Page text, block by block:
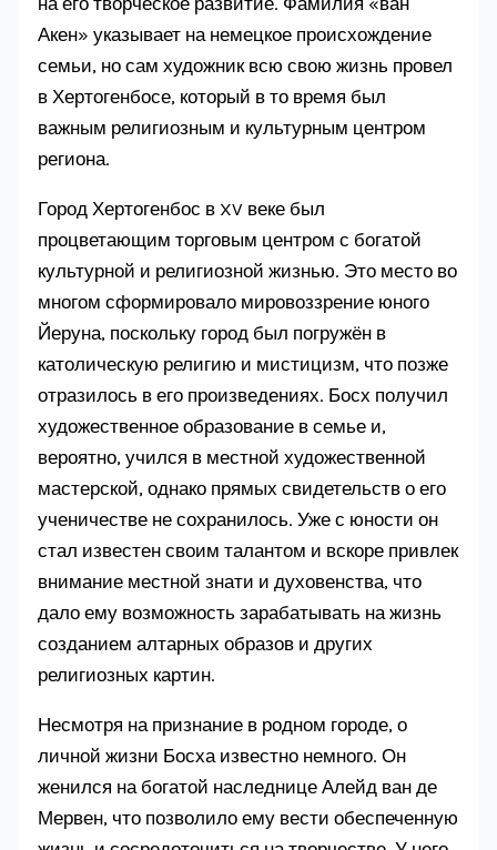
Акен» указывает на немецкое происхождение
семьи, но сам художник всю свою жизнь провел
в Хертогенбосе, который в то время был
важным религиозным и культурным центром
региона.
Город Хертогенбос в XV веке был
процветающим торговым центром с богатой
культурной и религиозной жизнью. Это место во
многом сформировало мировоззрение юного
Йеруна, поскольку город был погружён в
католическую религию и мистицизм, что позже
отразилось в его произведениях. Босх получил
художественное образование в семье и,
вероятно, учился в местной художественной
мастерской, однако прямых свидетельств о его
ученичестве не сохранилось. Уже с юности он
стал известен своим талантом и вскоре привлек
внимание местной знати и духовенства, что
дало ему возможность зарабатывать на жизнь
созданием алтарных образов и других
религиозных картин.
Несмотря на признание в родном городе, о
личной жизни Босха известно немного. Он
женился на богатой наследнице Алейд ван де
Мервен, что позволило ему вести обеспеченную